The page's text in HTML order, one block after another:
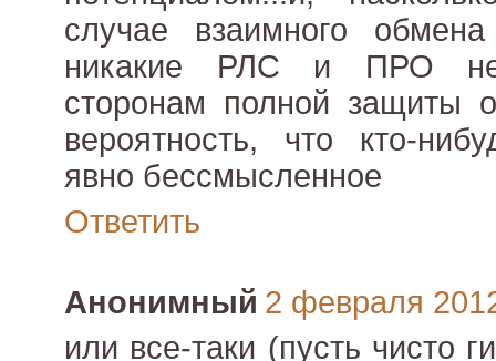
случае взаимного
никакие РЛС и ПРО не
сторонам полной защиты
вероятность, что кто-
явно бессмысленное
Ответить
Анонимный 2 февраля
или все-таки (пусть чисто